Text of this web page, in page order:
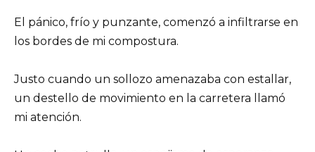
El pánico, frío y punzante, comenzó a infiltrarse en
los bordes de mi compostura.
Justo cuando un sollozo amenazaba con estallar,
un destello de movimiento en la carretera llamó
mi atención.